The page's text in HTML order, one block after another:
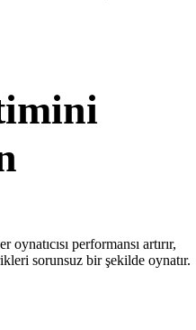
performansı artırır,
sorunsuz bir şekilde oynatır.